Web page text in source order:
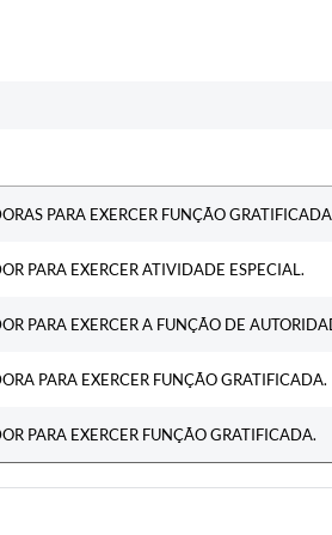
PARA EXERCER FUNÇÃO
PARA EXERCER ATIVIDADE ESPECIAL.
PARA EXERCER A FUNÇÃO DE
PARA EXERCER FUNÇÃO GRATIFICADA.
PARA EXERCER FUNÇÃO GRATIFICADA.